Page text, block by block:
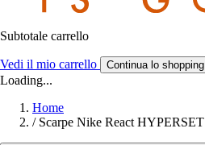
Subtotale carrello
Vedi il mio carrello Continua lo shopping
Loading...
Home
/ Scarpe Nike React HYPERSET